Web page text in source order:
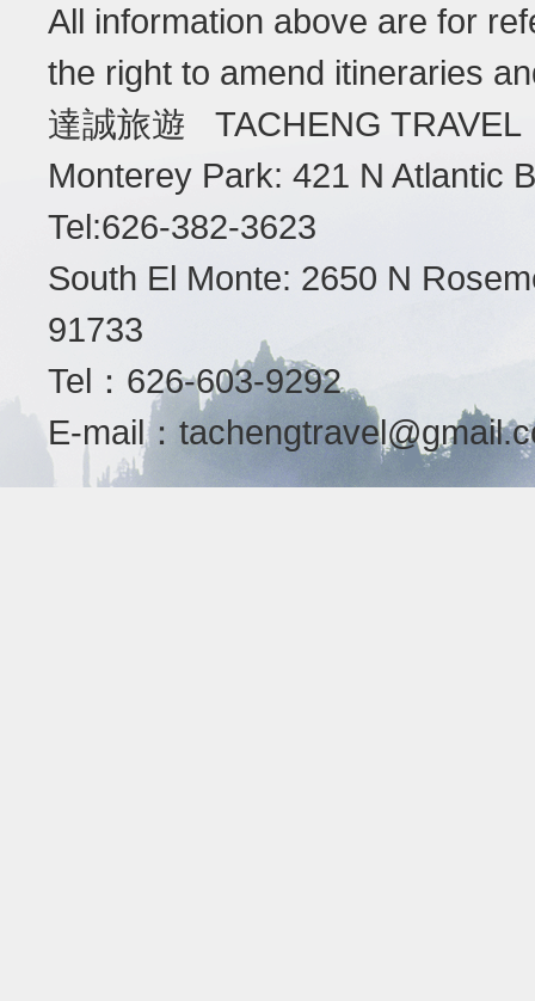
All information above are for
the right to amend itineraries
達誠旅遊 TACHENG TRAVEL
Monterey Park: 421 N Atlantic
Tel:626-382-3623
South El Monte: 2650 N
91733
Tel：626-603-9292
E-mail：